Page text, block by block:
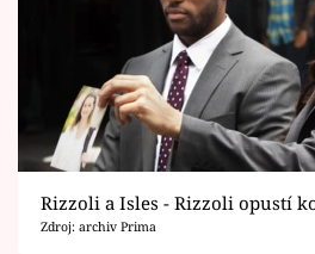
Rizzoli a Isles - Rizzoli opustí
Zdroj: archiv Prima